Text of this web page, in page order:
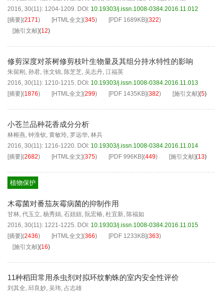
2016, 30(11): 1204-1209. DOI: 10.19303/j.issn.1008-0384.2016.11.012
[摘要](2171) [HTML全文](345) [PDF 1689KB](322)
[施引文献](12)
修剪深度对茶树修剪枝叶生物量及其组分持水特性的影响
朱留刚 , 孙君, 张文锦, 陈芝芝, 吴志丹, 江福英
2016, 30(11): 1210-1215. DOI: 10.19303/j.issn.1008-0384.2016.11.013
[摘要](1876) [HTML全文](299) [PDF 1435KB](382) [施引文献](5)
小苍兰品种花香成分分析
林榕燕, 钟淮钦, 黄敏玲, 罗远华, 林兵
2016, 30(11): 1216-1220. DOI: 10.19303/j.issn.1008-0384.2016.11.014
[摘要](2682) [HTML全文](375) [PDF 996KB](449) [施引文献](13)
植物保护
木霉菌对番茄灰霉病菌的抑制作用
甘林, 代玉立, 杨秀娟, 石妞妞, 阮宏椿, 杜宜新, 陈福如
2016, 30(11): 1221-1225. DOI: 10.19303/j.issn.1008-0384.2016.11.015
[摘要](2436) [HTML全文](366) [PDF 1233KB](363)
[施引文献](16)
11种稻田常用杀虫剂对拟环纹豹蛛的室内安全性评价
刘其全, 邱良妙, 吴玮, 占志雄